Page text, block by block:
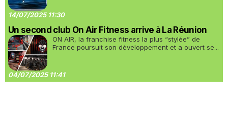
14/07/2025 11:30
Un second club On Air Fitness arrive à La Réunion
ON AIR, la franchise fitness la plus “stylée” de
France poursuit son développement et a ouvert se...
04/07/2025 11:41